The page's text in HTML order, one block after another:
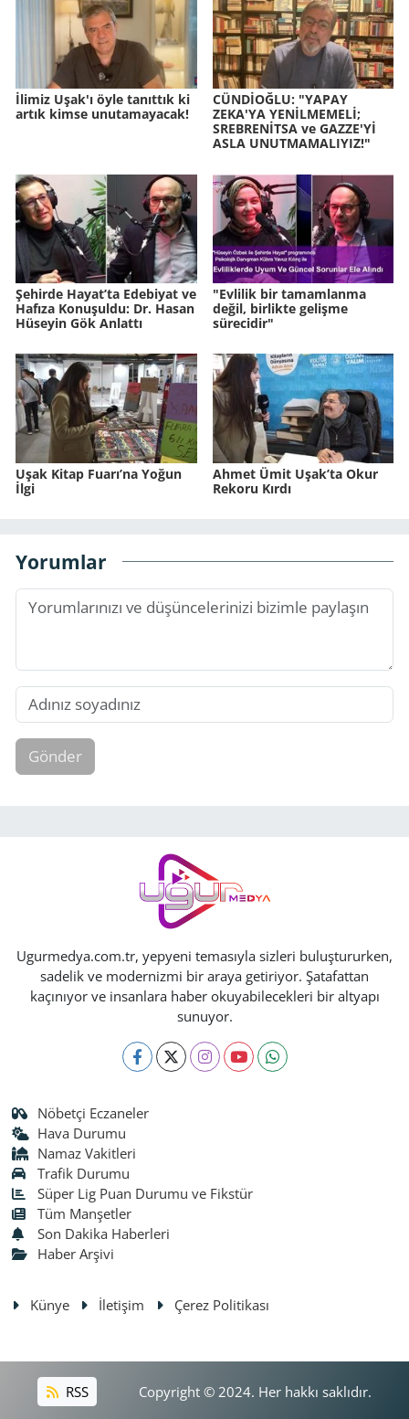
İlimiz Uşak'ı öyle tanıttık ki
artık kimse unutamayacak!
CÜNDİOĞLU: "YAPAY
ZEKA'YA YENİLMEMELİ;
SREBRENİTSA ve GAZZE'Yİ
ASLA UNUTMAMALIYIZ!"
Şehirde Hayat’ta Edebiyat ve
Hafıza Konuşuldu: Dr. Hasan
Hüseyin Gök Anlattı
"Evlilik bir tamamlanma
değil, birlikte gelişme
sürecidir"
Uşak Kitap Fuarı’na Yoğun
İlgi
Ahmet Ümit Uşak’ta Okur
Rekoru Kırdı
Yorumlar
Gönder
Ugurmedya.com.tr, yepyeni temasıyla sizleri buluştururken,
sadelik ve modernizmi bir araya getiriyor. Şatafattan
kaçınıyor ve insanlara haber okuyabilecekleri bir altyapı
sunuyor.
Nöbetçi Eczaneler
Hava Durumu
Namaz Vakitleri
Trafik Durumu
Süper Lig Puan Durumu ve Fikstür
Tüm Manşetler
Son Dakika Haberleri
Haber Arşivi
Künye İletişim Çerez Politikası
RSS Copyright © 2024. Her hakkı saklıdır.